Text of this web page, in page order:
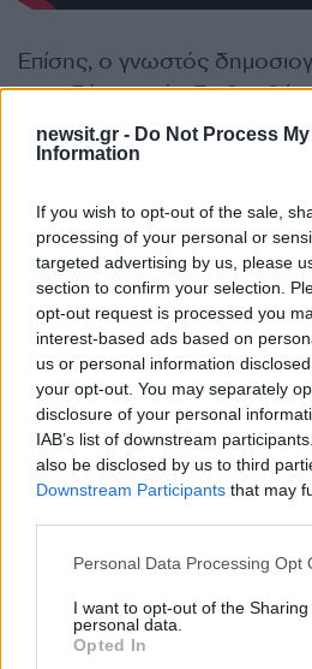
newsit.gr - Do Not Process
Information
If you wish to opt-out of the sale,
processing of your personal or
targeted advertising by us, please
section to confirm your selection.
opt-out request is processed you
interest-based ads based on
us or personal information
your opt-out. You may separately
disclosure of your personal
IAB’s list of downstream
also be disclosed by us to third
Downstream Participants that may
Please note that this website/app
not limited to your visit or usage
grant or deny consent to Google
use your data for below specified
Personal Data Processing Opt
I want to opt-out of the
personal data.
Opted In
Επίσης, ο γνωστός
παραδέχτηκε ότι δε
σπιτιού και πετάει τα ρούχα
χύμα! Την μπλούζα, το
πετάω όλα. Τα μαζεύει όλα η
γυναίκα που έχουμε (για να
αποσυμπιέζομαι κάνω πάρα
μποξ, πυγμαχία, τρέξιμο και
χαρακτηριστικά.
ΔΙΑΦΗΜΙΣΗ